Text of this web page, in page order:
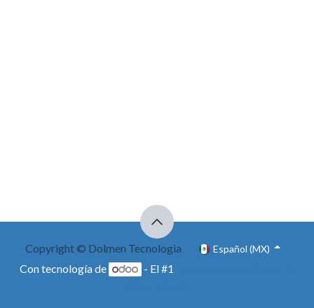
Copyright © Dolmen Tecnologia Español (MX)
Con tecnología de - El #1